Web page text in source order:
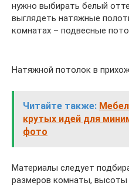
нужно выбирать белый
выглядеть натяжные
комнатах – подвесные
Натяжной потолок в
Читайте также:
крутых идей для
фото
Материалы следует
размеров комнаты, высоты